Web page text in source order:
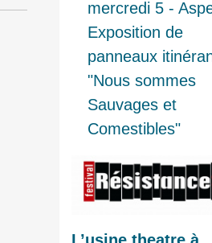
mercredi 5 -
Exposition de
panneaux
"Nous sommes
Sauvages et
Comestibles"